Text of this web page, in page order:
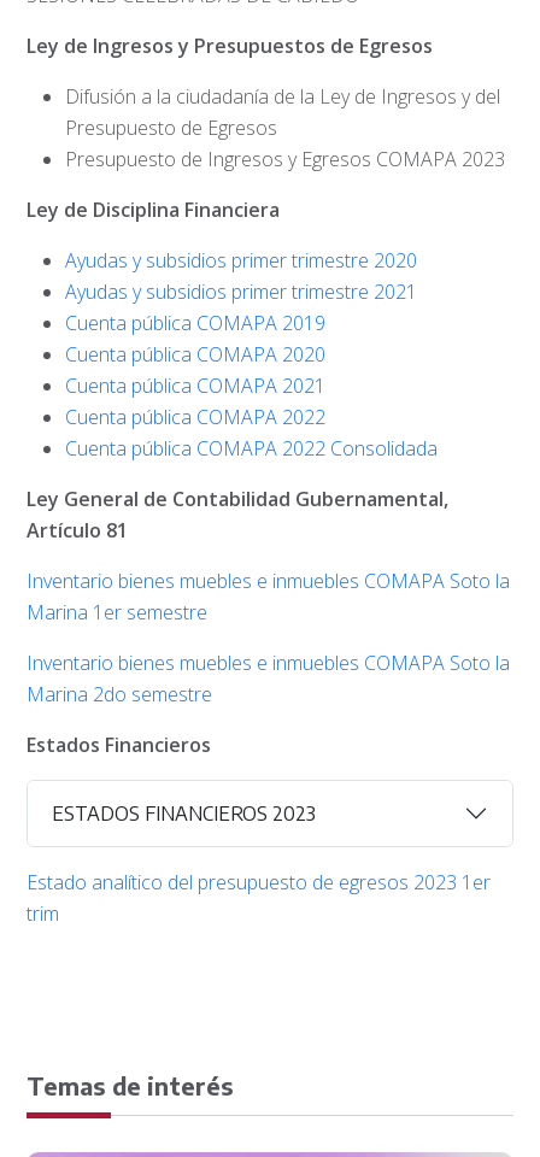
Ley de Ingresos y Presupuestos de Egresos
Difusión a la ciudadanía de la Ley de Ingresos y del
Presupuesto de Egresos
Presupuesto de Ingresos y Egresos COMAPA 2023
Ley de Disciplina Financiera
Ayudas y subsidios primer trimestre 2020
Ayudas y subsidios primer trimestre 2021
Cuenta pública COMAPA 2019
Cuenta pública COMAPA 2020
Cuenta pública COMAPA 2021
Cuenta pública COMAPA 2022
Cuenta pública COMAPA 2022 Consolidada
Ley General de Contabilidad Gubernamental,
Artículo 81
Inventario bienes muebles e inmuebles COMAPA Soto la
Marina 1er semestre
Inventario bienes muebles e inmuebles COMAPA Soto la
Marina 2do semestre
Estados Financieros
ESTADOS FINANCIEROS 2023
Estado analítico del presupuesto de egresos 2023 1er
trim
Temas de interés